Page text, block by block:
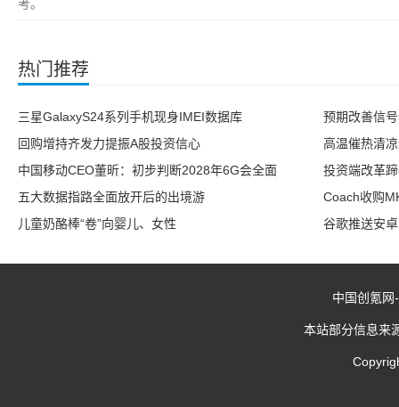
考。
热门推荐
三星GalaxyS24系列手机现身IMEI数据库
预期改善信
回购增持齐发力提振A股投资信心
高温催热清
中国移动CEO董昕：初步判断2028年6G会全面
投资端改革
五大数据指路全面放开后的出境游
Coach收购
儿童奶酪棒“卷”向婴儿、女性
谷歌推送安
中国创氪网-
本站部分信息来